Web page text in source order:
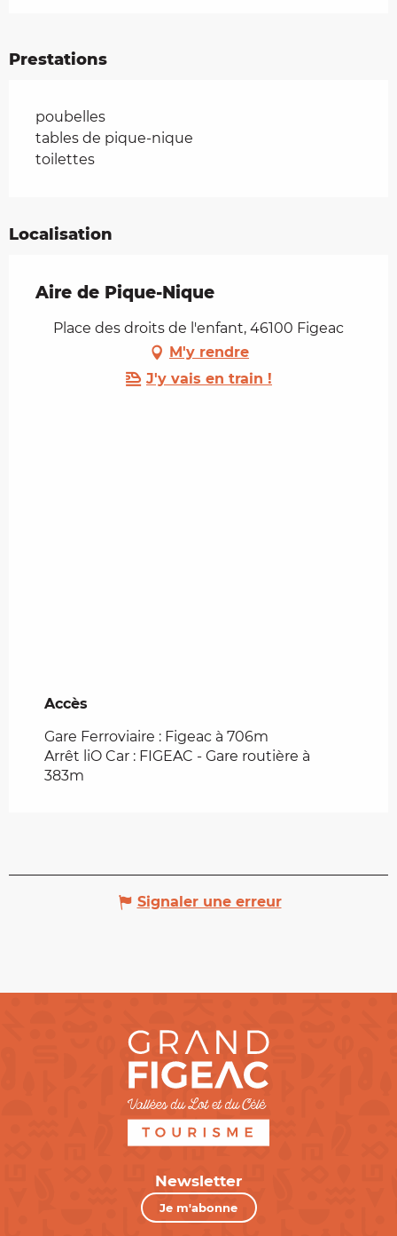
Prestations
poubelles
tables de pique-nique
toilettes
Localisation
Aire de Pique-Nique
Place des droits de l'enfant, 46100 Figeac
M'y rendre
J'y vais en train !
Accès
Accès
Gare Ferroviaire : Figeac à 706m
Arrêt liO Car : FIGEAC - Gare routière à
383m
Signaler une erreur
Newsletter
Je m'abonne